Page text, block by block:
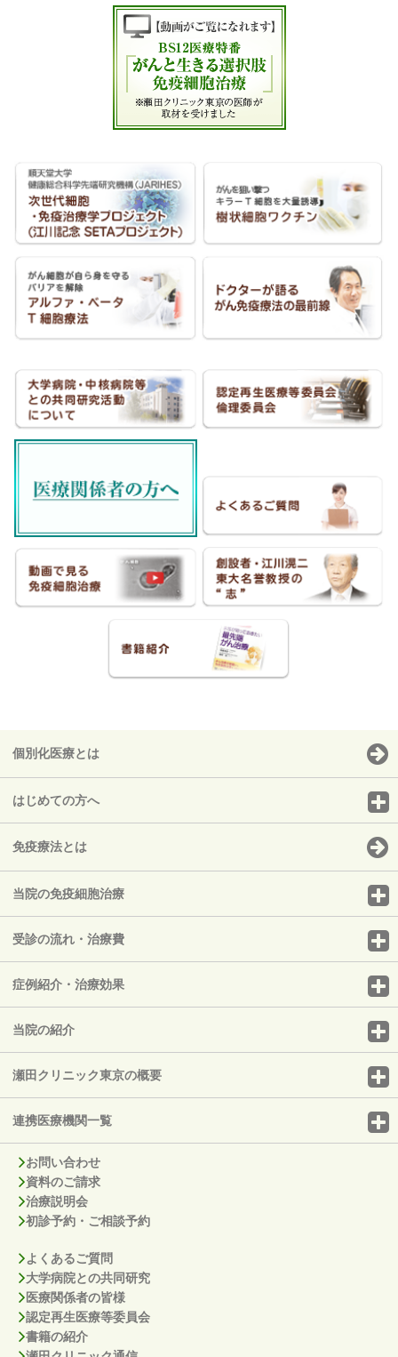
個別化医療とは
はじめての方へ
免疫療法とは
当院の免疫細胞治療
受診の流れ・治療費
症例紹介・治療効果
当院の紹介
瀬田クリニック東京の概要
連携医療機関一覧
お問い合わせ
資料のご請求
治療説明会
初診予約・ご相談予約
よくあるご質問
大学病院との共同研究
医療関係者の皆様
認定再生医療等委員会
書籍の紹介